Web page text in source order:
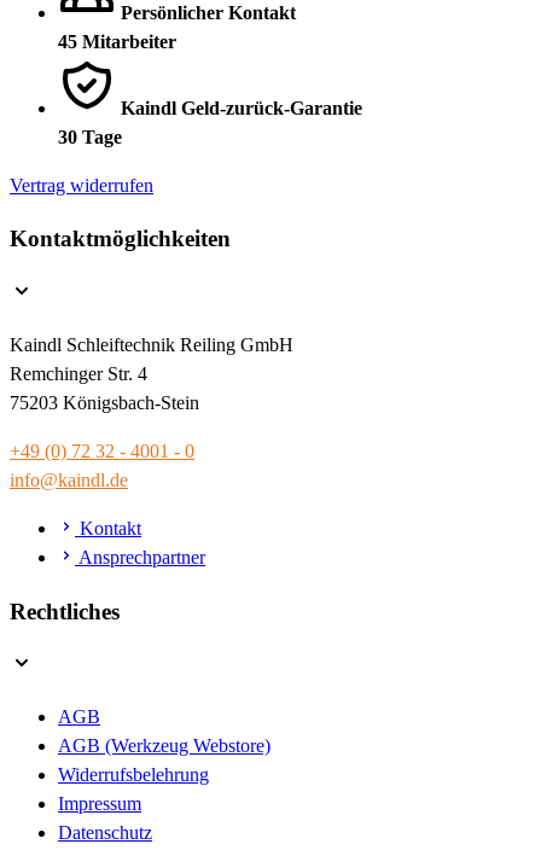
Persönlicher Kontakt
45 Mitarbeiter
Kaindl Geld-zurück-Garantie
30 Tage
Vertrag widerrufen
Kontaktmöglichkeiten
Kaindl Schleiftechnik Reiling GmbH
Remchinger Str. 4
75203 Königsbach-Stein
+49 (0) 72 32 - 4001 - 0
info@kaindl.de
Kontakt
Ansprechpartner
Rechtliches
AGB
AGB (Werkzeug Webstore)
Widerrufsbelehrung
Impressum
Datenschutz